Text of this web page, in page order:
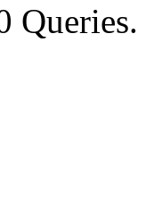
Queries.